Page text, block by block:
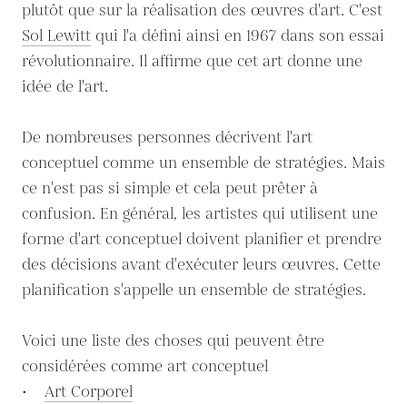
plutôt que sur la réalisation des œuvres d'art. C'est
Sol Lewitt qui l'a défini ainsi en 1967 dans son essai
révolutionnaire. Il affirme que cet art donne une
idée de l'art.
De nombreuses personnes décrivent l'art
conceptuel comme un ensemble de stratégies. Mais
ce n'est pas si simple et cela peut prêter à
confusion. En général, les artistes qui utilisent une
forme d'art conceptuel doivent planifier et prendre
des décisions avant d'exécuter leurs œuvres. Cette
planification s'appelle un ensemble de stratégies.
Voici une liste des choses qui peuvent être
considérées comme art conceptuel
• Art Corporel